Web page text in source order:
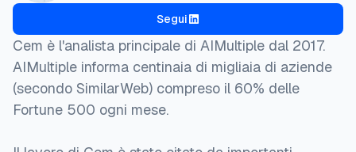
Segui
Cem è l'analista principale di AIMultiple dal 2017.
AIMultiple informa centinaia di migliaia di aziende
(secondo SimilarWeb) compreso il 60% delle
Fortune 500 ogni mese.